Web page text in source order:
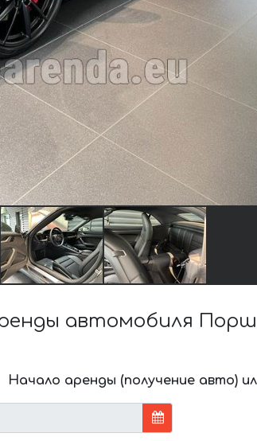
автомобиля Порше
Начало аренды (получение авто)